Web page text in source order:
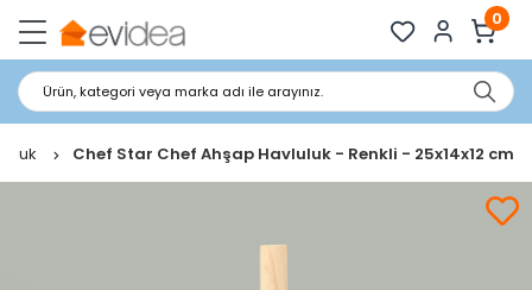
0
Ürün, kategori veya marka adı ile arayınız.
Chef Star Chef Ahşap Havluluk - Renkli - 25x14x12 cm